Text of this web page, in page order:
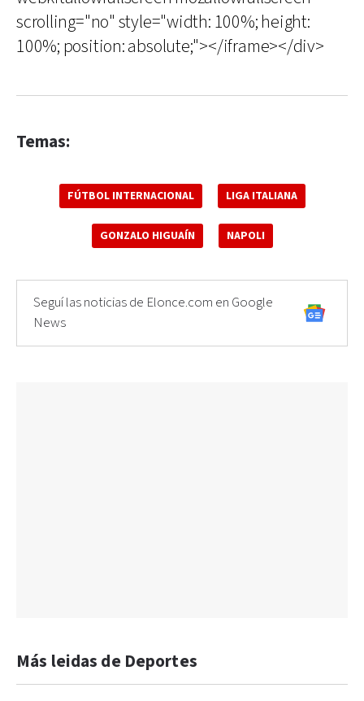
scrolling="no" style="width: 100%; height:
100%; position: absolute;"></iframe></div>
Temas:
FÚTBOL INTERNACIONAL LIGA ITALIANA
GONZALO HIGUAÍN NAPOLI
Seguí las noticias de Elonce.com en Google
News
Más leidas de Deportes